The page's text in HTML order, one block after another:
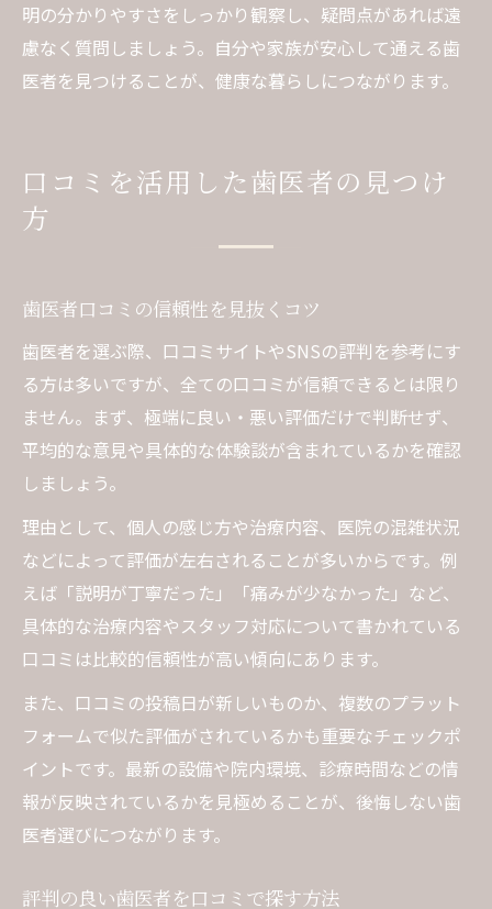
明の分かりやすさをしっかり観察し、疑問点があれば遠
慮なく質問しましょう。自分や家族が安心して通える歯
医者を見つけることが、健康な暮らしにつながります。
口コミを活用した歯医者の見つけ
方
歯医者口コミの信頼性を見抜くコツ
歯医者を選ぶ際、口コミサイトやSNSの評判を参考にす
る方は多いですが、全ての口コミが信頼できるとは限り
ません。まず、極端に良い・悪い評価だけで判断せず、
平均的な意見や具体的な体験談が含まれているかを確認
しましょう。
理由として、個人の感じ方や治療内容、医院の混雑状況
などによって評価が左右されることが多いからです。例
えば「説明が丁寧だった」「痛みが少なかった」など、
具体的な治療内容やスタッフ対応について書かれている
口コミは比較的信頼性が高い傾向にあります。
また、口コミの投稿日が新しいものか、複数のプラット
フォームで似た評価がされているかも重要なチェックポ
イントです。最新の設備や院内環境、診療時間などの情
報が反映されているかを見極めることが、後悔しない歯
医者選びにつながります。
評判の良い歯医者を口コミで探す方法